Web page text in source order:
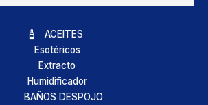
ACEITES
Esotéricos
Extracto
Humidificador
BAÑOS DESPOJO